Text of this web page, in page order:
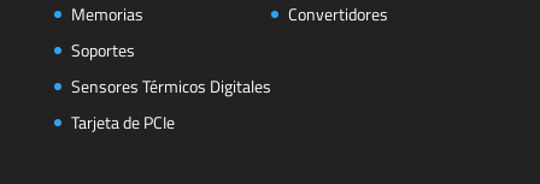
Memorias
Soportes
Sensores Térmicos Digitales
Tarjeta de PCIe
Convertidores